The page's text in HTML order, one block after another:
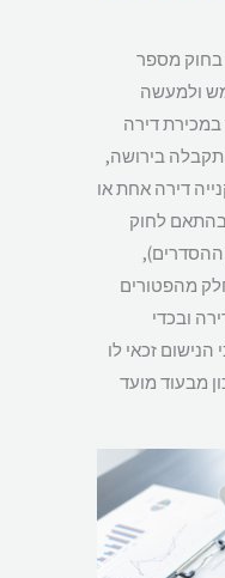
מספר
ולמעשה
דירה
בירושה,
קנייה דירה אחת או
לחוק
בוטלו חלק מהפטורים
ובכדי
זכאי לו
מועד